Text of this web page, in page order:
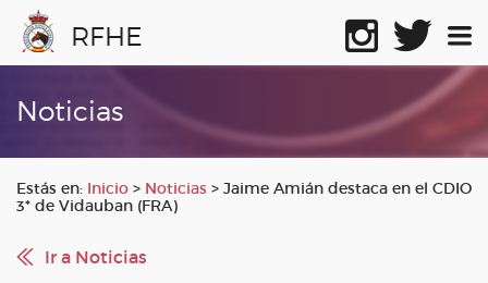
RFHE
Noticias
Estás en: Inicio > Noticias > Jaime Amián destaca en el CDIO
3* de Vidauban (FRA)
Ir a Noticias